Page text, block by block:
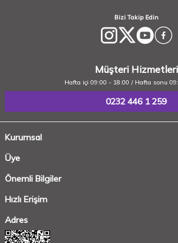
Bizi Takip Edin
Müşteri Hizmetleri
Hafta içi 09:00 - 18:00 / Hafta sonu
0232 446 1 259
Kurumsal
Üye
Önemli Bilgiler
Hızlı Erişim
Adres